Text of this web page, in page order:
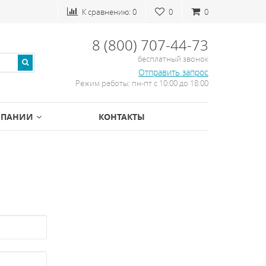
0
0
К сравнению: 0
8 (800) 707-44-73
бесплатный звонок
Отправить запрос
Режим работы: пн-пт с 10:00 до 18:00
КОНТАКТЫ